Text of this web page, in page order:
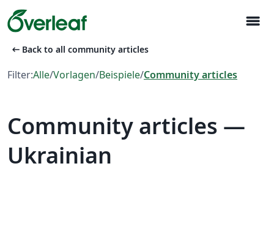
menu
arrow_left_alt Back to all community articles
Filter:Alle/Vorlagen/Beispiele/Community articles
Community articles —
Ukrainian